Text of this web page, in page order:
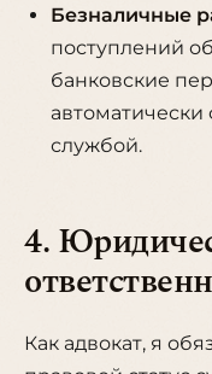
Безналичные
поступлений
банковские
службой.
4.
Как адвокат, я